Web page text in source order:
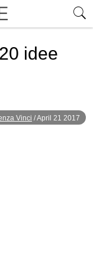
idee
Vinci /April 21 2017